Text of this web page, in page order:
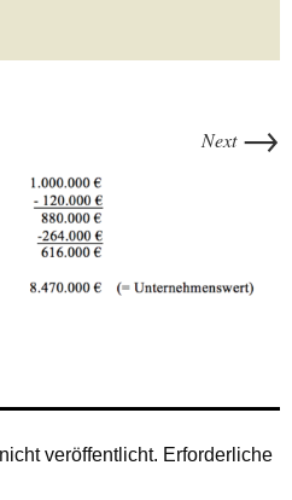
Next →
veröffentlicht. Erforderliche